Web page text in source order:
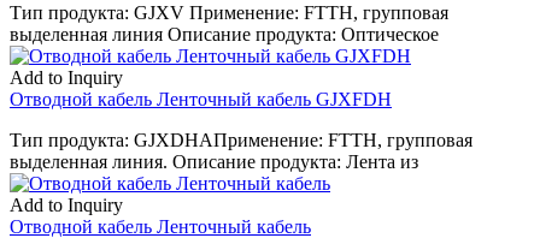
Тип продукта: GJXV Применение: FTTH, групповая
выделенная линия Описание продукта: Оптическое
Add to Inquiry
Отводной кабель Ленточный кабель GJXFDH
Тип продукта: GJXDHAПрименение: FTTH, групповая
выделенная линия. Описание продукта: Лента из
Add to Inquiry
Отводной кабель Ленточный кабель